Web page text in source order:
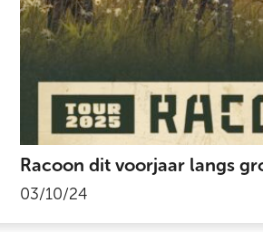
Racoon dit voorjaar langs
03/10/24